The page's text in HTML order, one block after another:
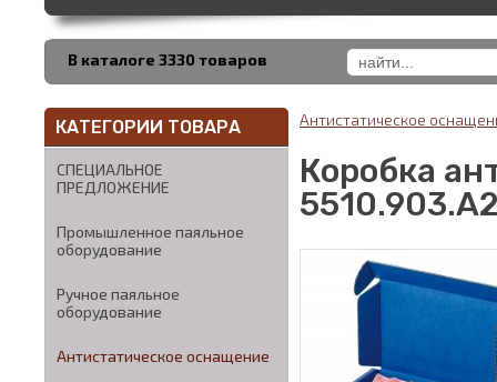
В каталоге 3330 товаров
КАТЕГОРИИ ТОВАРА
СПЕЦИАЛЬНОЕ
ПРЕДЛОЖЕНИЕ
Промышленное паяльное
оборудование
Ручное паяльное
оборудование
Антистатическое оснащение
Антистатическое
Коробка